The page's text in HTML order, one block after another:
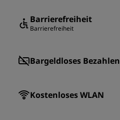
Barrierefreiheit
Barrierefreiheit
Bargeldloses Bezahlen
Kostenloses WLAN